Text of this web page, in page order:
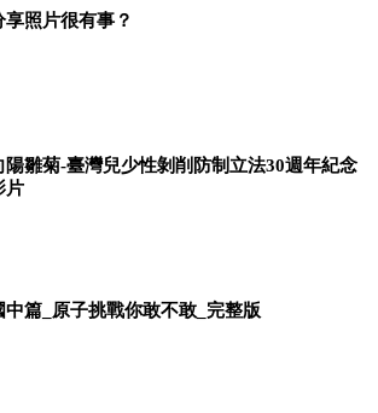
享照片很有事？
陽雛菊-臺灣兒少性剝削防制立法30週年紀念
片
中篇_原子挑戰你敢不敢_完整版